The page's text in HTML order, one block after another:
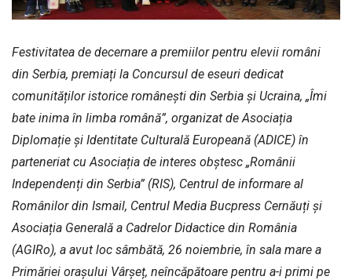
Festivitatea de decernare a premiilor pentru elevii români
din Serbia, premiați la Concursul de eseuri dedicat
comunităților istorice românești din Serbia și Ucraina, „Îmi
bate inima în limba română”, organizat de Asociația
Diplomație și Identitate Culturală Europeană (ADICE) în
parteneriat cu Asociația de interes obștesc „Românii
Independenți din Serbia” (RIS), Centrul de informare al
Românilor din Ismail, Centrul Media Bucpress Cernăuți și
Asociația Generală a Cadrelor Didactice din România
(AGIRo), a avut loc sâmbătă, 26 noiembrie, în sala mare a
Primăriei orașului Vârșeț, neîncăpătoare pentru a-i primi pe